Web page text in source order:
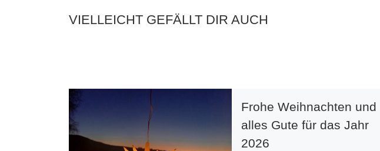
VIELLEICHT GEFÄLLT DIR AUCH
Frohe Weihnachten und
alles Gute für das Jahr
2026